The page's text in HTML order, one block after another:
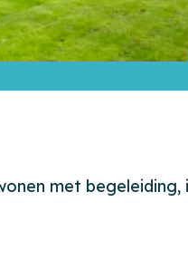
met begeleiding,